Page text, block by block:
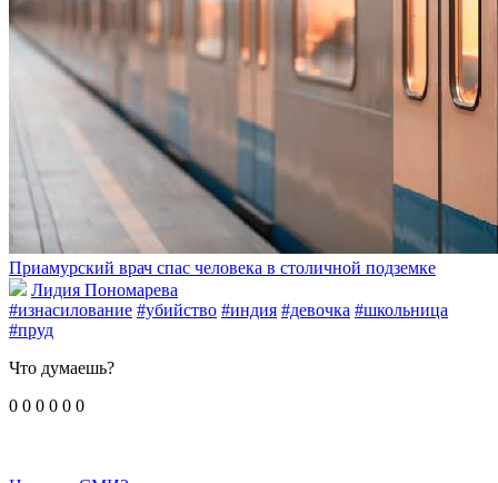
Приамурский врач спас человека в столичной подземке
Лидия Пономарева
#изнасилование #убийство #индия #девочка #школьница
#пруд
Что думаешь?
0 0 0 0 0 0